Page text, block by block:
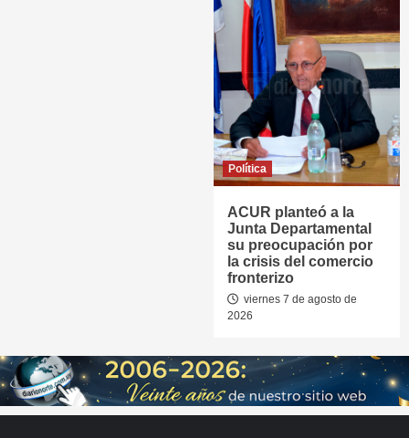
Política
ACUR planteó a la
Junta Departamental
su preocupación por
la crisis del comercio
fronterizo
viernes 7 de agosto de
2026